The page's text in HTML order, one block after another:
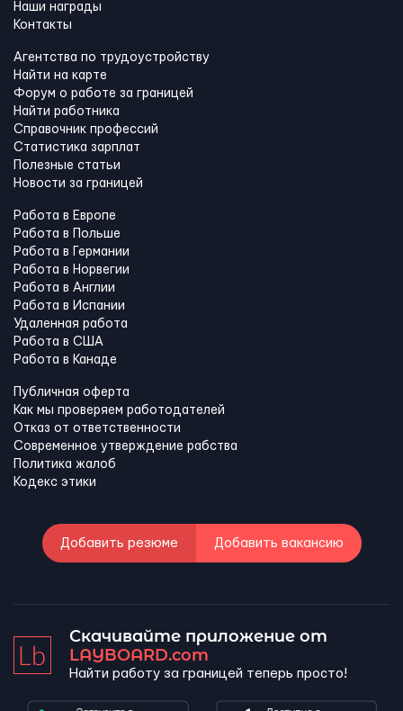
Наши награды
Контакты
Агентства по трудоустройству
Найти на карте
Форум о работе за границей
Найти работника
Справочник профессий
Статистика зарплат
Полезные статьи
Новости за границей
Работа в Европе
Работа в Польше
Работа в Германии
Работа в Норвегии
Работа в Англии
Работа в Испании
Удаленная работа
Работа в США
Работа в Канадe
Публичная оферта
Как мы проверяем работодателей
Отказ от ответственности
Современное утверждение рабства
Политика жалоб
Кодекс этики
Добавить резюме Добавить вакансию
Скачивайте приложение от
LAYBOARD.com
Найти работу за границей теперь просто!